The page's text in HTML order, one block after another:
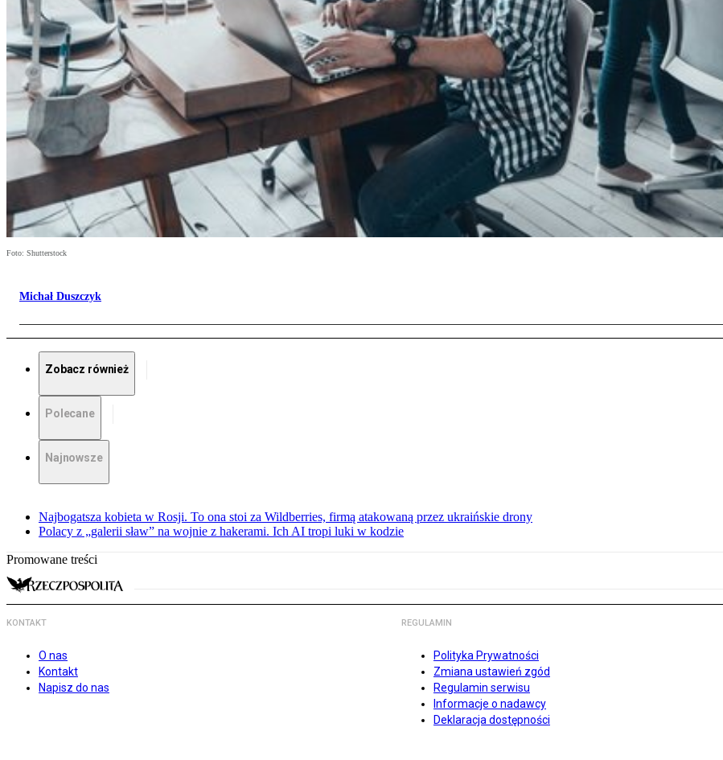
Foto: Shutterstock
Michał Duszczyk
Zobacz również
Polecane
Najnowsze
Najbogatsza kobieta w Rosji. To ona stoi za Wildberries, firmą atakowaną przez ukraińskie drony
Polacy z „galerii sław” na wojnie z hakerami. Ich AI tropi luki w kodzie
Promowane treści
KONTAKT
O nas
Kontakt
Napisz do nas
REGULAMIN
Polityka Prywatności
Zmiana ustawień zgód
Regulamin serwisu
Informacje o nadawcy
Deklaracja dostępności